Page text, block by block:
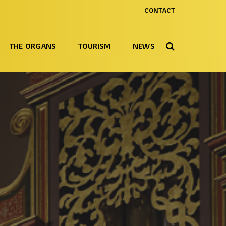
CONTACT
THE ORGANS TOURISM NEWS